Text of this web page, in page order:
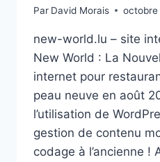
Par David Morais
new-world.lu – site
New World : La
internet pour
peau neuve en août
l’utilisation de
gestion de contenu
codage à l’ancienne !